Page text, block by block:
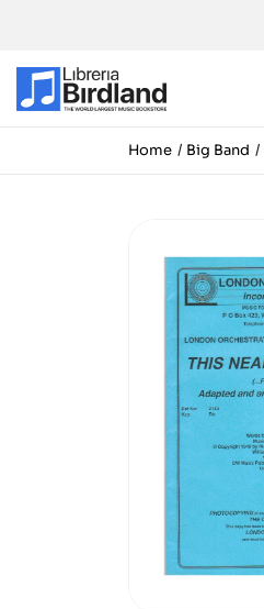
Home Big Band